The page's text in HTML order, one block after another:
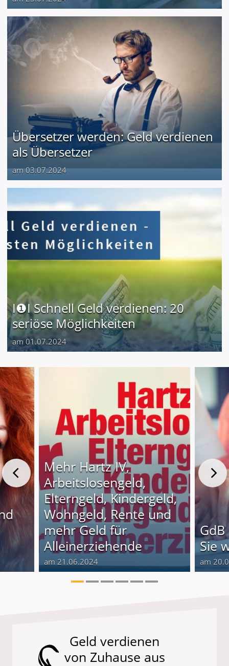
Übersetzer werden: Geld verdienen
als Übersetzer
am 03.07.2024
I❶I Schnell Geld verdienen: 20
seriöse Möglichkeiten
am 01.07.2024
Mehr Hartz IV,
Arbeitslosengeld,
Elterngeld, Kindergeld,
Wohngeld, Rente und
mehr Geld für
Alleinerziehende
am 21.06.2024
Sie
am
Geld verdienen
von Zuhause aus